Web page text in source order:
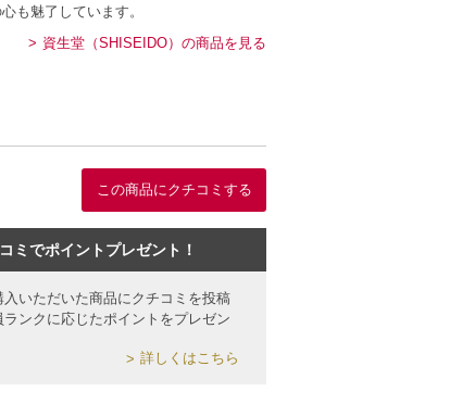
も魅了しています。
資生堂（SHISEIDO）の商品を見る
この商品にクチコミする
ミでポイントプレゼント！
いただいた商品にクチコミを投稿
ンクに応じたポイントをプレゼン
詳しくはこちら